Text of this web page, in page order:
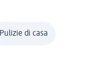
Pulizie di casa